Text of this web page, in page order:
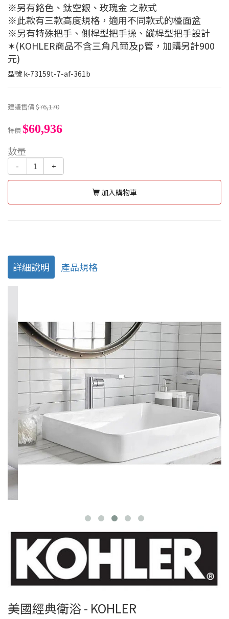
※另有鉻色、鈦空銀、玫瑰金 之款式
※此款有三款高度規格，適用不同款式的檯面盆
※另有特殊把手、側桿型把手操、縱桿型把手設計
✶(KOHLER商品不含三角凡爾及p管，加購另計900
元)
型號k-73159t-7-af-361b
建議售價$76,170
特價$60,936
數量
- +
加入購物車
詳細說明 產品規格
美國經典衛浴 - KOHLER